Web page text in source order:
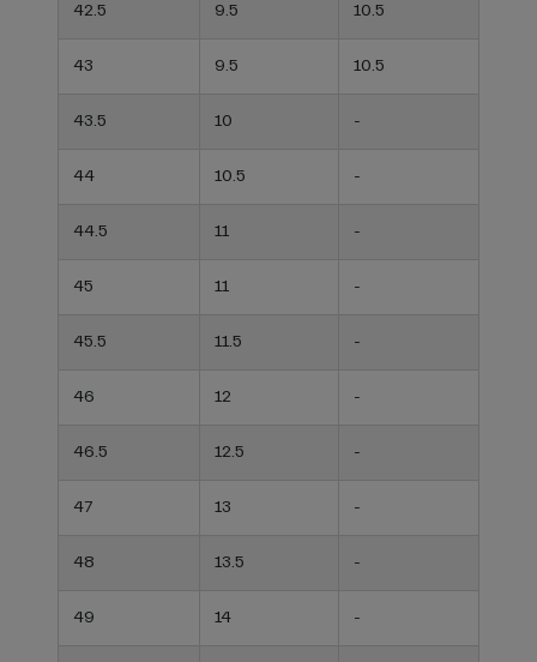
42.5 9.5 10.5
43 9.5 10.5
43.5 10 -
44 10.5 -
44.5 11 -
45 11 -
45.5 11.5 -
46 12 -
46.5 12.5 -
47 13 -
48 13.5 -
49 14 -